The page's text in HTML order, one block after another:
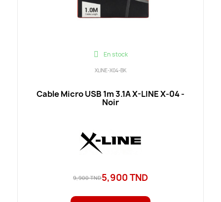
En stock
XLINE-X04-BK
Cable Micro USB 1m 3.1A X-LINE X-04 -
Noir
9,900 TND5,900 TND